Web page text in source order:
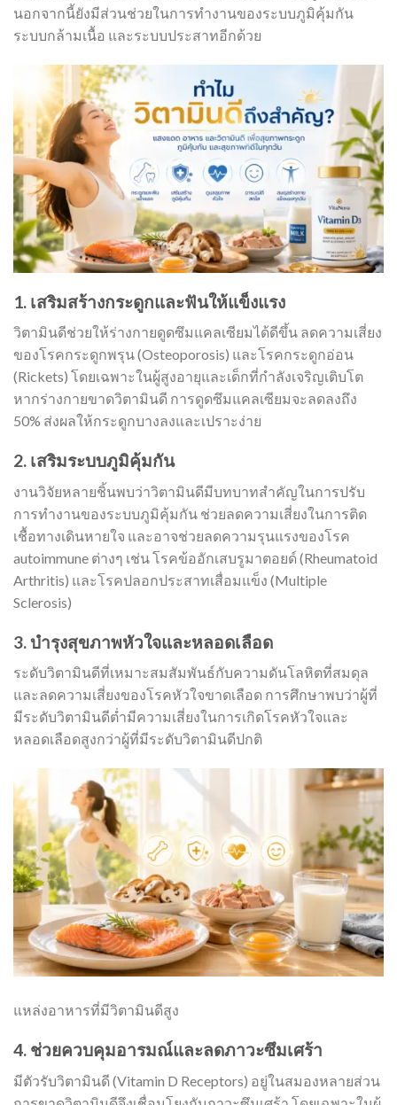
นอกจากนี้ยังมีส่วนช่วยในการทำงานของระบบภูมิคุ้มกัน
ระบบกล้ามเนื้อ และระบบประสาทอีกด้วย
1. เสริมสร้างกระดูกและฟันให้แข็งแรง
วิตามินดีช่วยให้ร่างกายดูดซึมแคลเซียมได้ดีขึ้น ลดความเสี่ยง
ของโรคกระดูกพรุน (Osteoporosis) และโรคกระดูกอ่อน
(Rickets) โดยเฉพาะในผู้สูงอายุและเด็กที่กำลังเจริญเติบโต
หากร่างกายขาดวิตามินดี การดูดซึมแคลเซียมจะลดลงถึง
50% ส่งผลให้กระดูกบางลงและเปราะง่าย
2. เสริมระบบภูมิคุ้มกัน
งานวิจัยหลายชิ้นพบว่าวิตามินดีมีบทบาทสำคัญในการปรับ
การทำงานของระบบภูมิคุ้มกัน ช่วยลดความเสี่ยงในการติด
เชื้อทางเดินหายใจ และอาจช่วยลดความรุนแรงของโรค
autoimmune ต่างๆ เช่น โรคข้ออักเสบรูมาตอยด์ (Rheumatoid
Arthritis) และโรคปลอกประสาทเสื่อมแข็ง (Multiple
Sclerosis)
3. บำรุงสุขภาพหัวใจและหลอดเลือด
ระดับวิตามินดีที่เหมาะสมสัมพันธ์กับความดันโลหิตที่สมดุล
และลดความเสี่ยงของโรคหัวใจขาดเลือด การศึกษาพบว่าผู้ที่
มีระดับวิตามินดีต่ำมีความเสี่ยงในการเกิดโรคหัวใจและ
หลอดเลือดสูงกว่าผู้ที่มีระดับวิตามินดีปกติ
แหล่งอาหารที่มีวิตามินดีสูง
4. ช่วยควบคุมอารมณ์และลดภาวะซึมเศร้า
มีตัวรับวิตามินดี (Vitamin D Receptors) อยู่ในสมองหลายส่วน